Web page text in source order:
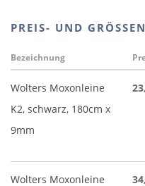
PREIS- UND
Bezeichnung
Wolters Moxonleine
K2, schwarz, 180cm x
9mm
Wolters Moxonleine